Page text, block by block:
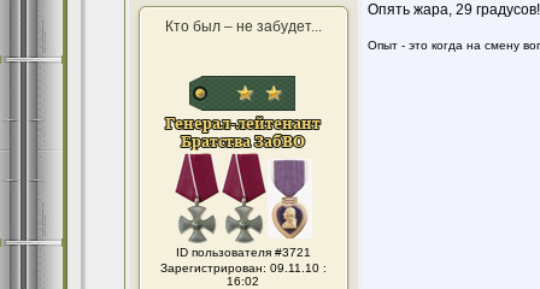
Кто был – не забудет...
ID пользователя #3721
Зарегистрирован: 09.11.10 :
16:02
Опять жара, 29 градусов!
Опыт - это когда на смену